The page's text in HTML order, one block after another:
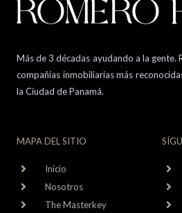
Más de 3 décadas ayudando a la gente.
compañías inmobiliarias más
la Ciudad de Panamá.
MAPA DEL SITIO
Inicio
Nosotros
The Masterkey